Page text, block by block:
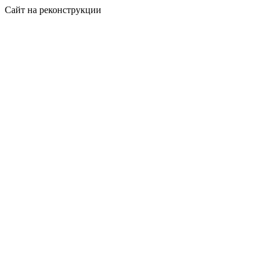
Сайт на реконструкции